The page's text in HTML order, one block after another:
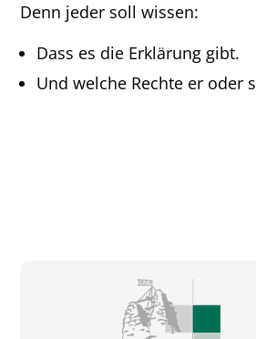
Denn jeder soll wissen:
Dass es die Erklärung gibt.
Und welche Rechte er oder